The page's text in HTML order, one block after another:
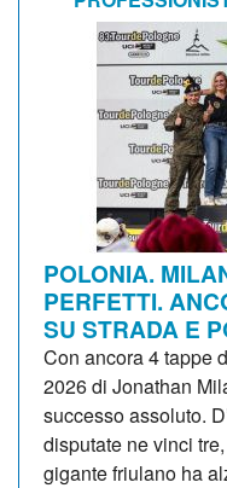
POLONIA.
PERFETTI.
SU STRADA E
Con ancora 4 tappe
2026 di Jonathan
successo assoluto.
disputate ne vinci
gigante friulano ha